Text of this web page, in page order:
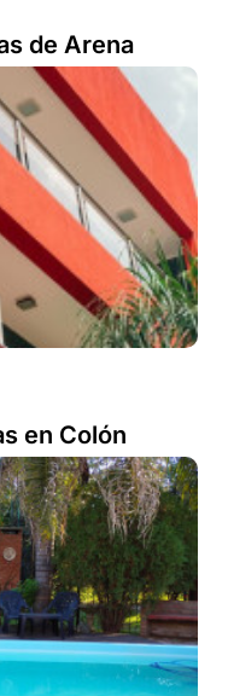
de Arena
en Colón